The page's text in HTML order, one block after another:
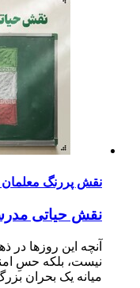
نقش پررنگ
نقش حیاتی
آنچه این روزها
نیست، بلکه حسِ
میانه یک بحران